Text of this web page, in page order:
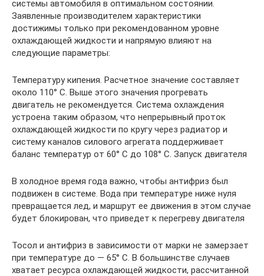
системы автомобиля в оптимальном состоянии.
Заявленные производителем характеристики
достижимы только при рекомендованном уровне
охлаждающей жидкости и напрямую влияют на
следующие параметры:
Температуру кипения. Расчетное значение составляет
около 110° C. Выше этого значения прогревать
двигатель не рекомендуется. Система охлаждения
устроена таким образом, что непрерывный проток
охлаждающей жидкости по кругу через радиатор и
систему каналов силового агрегата поддерживает
баланс температур от 60° C до 108° C. Запуск двигателя
В холодное время года важно, чтобы антифриз был
подвижен в системе. Вода при температуре ниже нуля
превращается лед, и маршрут ее движения в этом случае
будет блокирован, что приведет к перегреву двигателя
Тосол и антифриз в зависимости от марки не замерзает
при температуре до — 65° C. В большинстве случаев
хватает ресурса охлаждающей жидкости, рассчитанной